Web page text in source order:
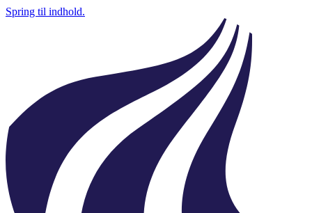
Spring til indhold.